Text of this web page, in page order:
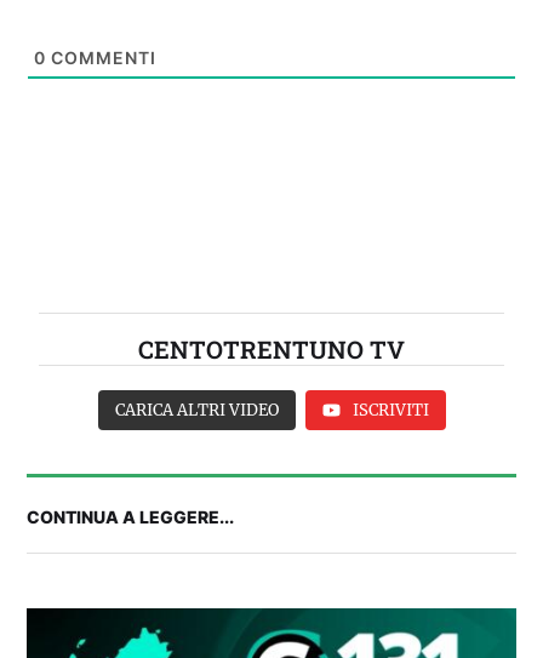
0 COMMENTI
CENTOTRENTUNO TV
CARICA ALTRI VIDEO ISCRIVITI
CONTINUA A LEGGERE...